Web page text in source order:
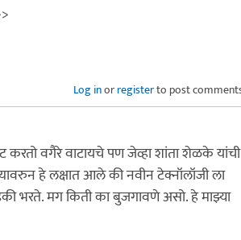
Log inorregisterto post
वगैरे वाटायचे पण जेव्हा शांता शेळके यांची
हे लक्षात आले की नवीन टेक्नॉलॉजी ला
भरते. मग किती का बुजगावणे असो. हे माझ्या